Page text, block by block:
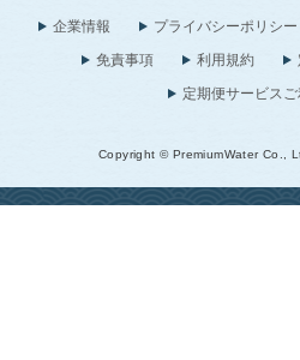
企業情報 プライバシーポリシー
免責事項
利用規約
定期便サービス
Copyright © PremiumWater Co.,